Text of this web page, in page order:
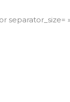
separator_size=